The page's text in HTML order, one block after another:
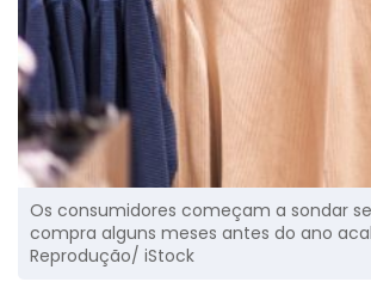
Os consumidores começam a sondar
compra alguns meses antes do ano
Reprodução/ iStock